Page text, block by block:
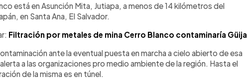
está en Asunción Mita, Jutiapa, a menos de 14 kilómetros del
en Santa Ana, El Salvador.
Filtración por metales de mina Cerro Blanco contaminaría Güija
ante la eventual puesta en marcha a cielo abierto de esa
a las organizaciones pro medio ambiente de la región. Hasta el
de la misma es en túnel.